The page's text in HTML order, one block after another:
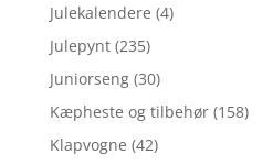
Julekalendere (4)
Julepynt (235)
Juniorseng (30)
Kæpheste og tilbehør (158)
Klapvogne (42)